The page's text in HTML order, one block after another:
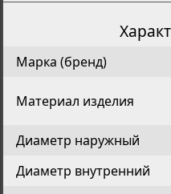
Марка (бренд)
Материал изделия
Диаметр наружный
Диаметр внутренний